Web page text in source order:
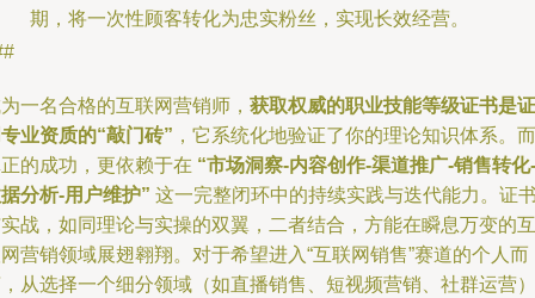
期，将一次性顾客转化为忠实粉丝，实现长效经营。
一名合格的互联网营销师， 获取权威的职业技能等级证书是证
业资质的“敲门砖” ，它系统化地验证了你的理论知识体系。而
的成功，更依赖于在 “市场洞察-内容创作-渠道推广-销售转化-
分析-用户维护” 这一完整闭环中的持续实践与迭代能力。证
战，如同理论与实操的双翼，二者结合，方能在瞬息万变的互
营销领域展翅翱翔。对于希望进入“互联网销售”赛道的个人而
从选择一个细分领域（如直播销售、短视频营销、社群运营）